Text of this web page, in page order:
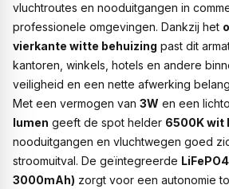
vluchtroutes en nooduitgangen in
professionele omgevingen. Dankzij het
vierkante witte behuizing past dit
kantoren, winkels, hotels en andere
veiligheid en een nette afwerking
Met een vermogen van 3W en een
lumen geeft de spot helder 6500K wit
nooduitgangen en vluchtwegen goed
stroomuitval. De geïntegreerde
3000mAh) zorgt voor een autonomie